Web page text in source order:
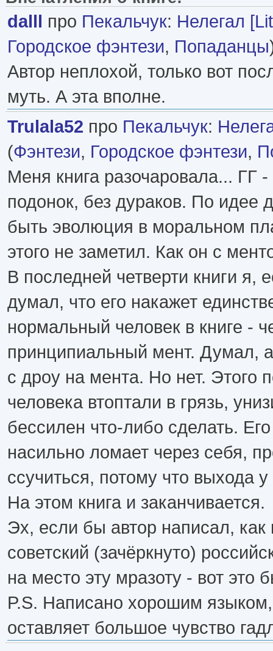
dalll про Пекальчук: Нелегал
Городское фэнтези, Попаданцы
Автор неплохой, только вот
муть. А эта вполне.
Trulala52 про Пекальчук:
(Фэнтези, Городское фэнтези,
Меня книга разочаровала... ГГ
подонок, без дураков. По идее
быть эволюция в моральном
этого не заметил. Как он с
В последней четверти книги я,
думал, что его накажет
нормальный человек в книге -
принципиальный мент. Думал,
с дроу на мента. Но нет. Этого
человека втоптали в грязь,
бессилен что-либо сделать.
насильно ломает через себя,
ссучиться, потому что выхода у
На этом книга и заканчивается.
Эх, если бы автор написал, как
советский (зачёркнуто)
на место эту мразоту - вот это
P.S. Написано хорошим
оставляет большое чувство